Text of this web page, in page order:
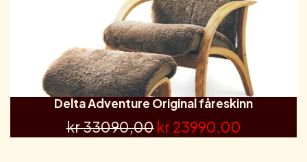
Delta Adventure Original fåreskinn
kr 33090,00 kr 23990,00